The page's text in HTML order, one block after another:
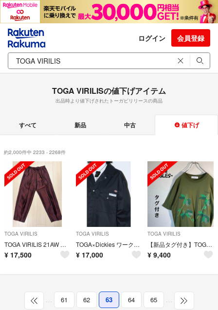
ログイン 会員登録
TOGA VIRILISの値下げアイテム
出品時より値下げされたトーガビリリースの商品
すべて 新品 中古 値下げ
約2,000件中 2233 - 2268件
TOGA VIRILIS
TOGA VIRILIS 21AW ペイズリージャガードパンツ
¥ 17,500
TOGA VIRILIS
TOGA×Dickies ワークシャツ ジャケット
¥ 17,000
TOGA VIRILIS
【新品タグ付き】TOGA VIRILISカーキ刺繍半袖Tシャツ21ss 緑XL.
¥ 9,400
… 61 62 63 64 65 …